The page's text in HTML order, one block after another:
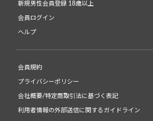
新規男性会員登録 18歳以上
会員ログイン
ヘルプ
会員規約
プライバシーポリシー
会社概要/特定商取引法に基づく表記
利用者情報の外部送信に関するガイドライン